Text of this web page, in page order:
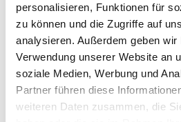
personalisieren, Funktionen für
zu können und die Zugriffe auf
analysieren. Außerdem geben
Verwendung unserer Website an
soziale Medien, Werbung und
Partner führen diese
weiteren Daten zusammen, die